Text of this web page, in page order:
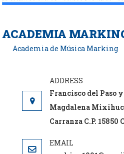
ACADEMIA
Academia de Música Marking
Francisco del Paso
Magdalena
Carranza C.P. 15850